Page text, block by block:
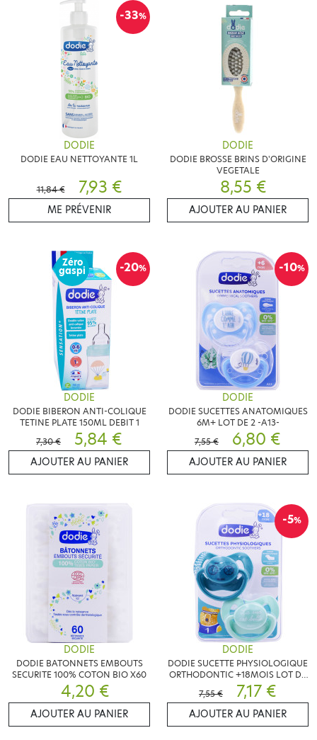
-33%
DODIE
DODIE EAU NETTOYANTE 1L
11,84 € 7,93 €
ME PRÉVENIR
DODIE
DODIE BROSSE BRINS D'ORIGINE
VEGETALE
8,55 €
AJOUTER AU PANIER
-20%
Zéro
gaspi
DODIE
DODIE BIBERON ANTI-COLIQUE
TETINE PLATE 150ML DEBIT 1
7,30 €
5,84 €
AJOUTER AU PANIER
-10%
DODIE
DODIE SUCETTES ANATOMIQUES
6M+ LOT DE 2 -A13-
7,55 €
6,80 €
AJOUTER AU PANIER
DODIE
DODIE BATONNETS EMBOUTS
SECURITE 100% COTON BIO X60
4,20 €
AJOUTER AU PANIER
-5%
DODIE
DODIE SUCETTE PHYSIOLOGIQUE
ORTHODONTIC +18MOIS LOT DE
2 SUCETTES
7,55 € 7,17 €
AJOUTER AU PANIER